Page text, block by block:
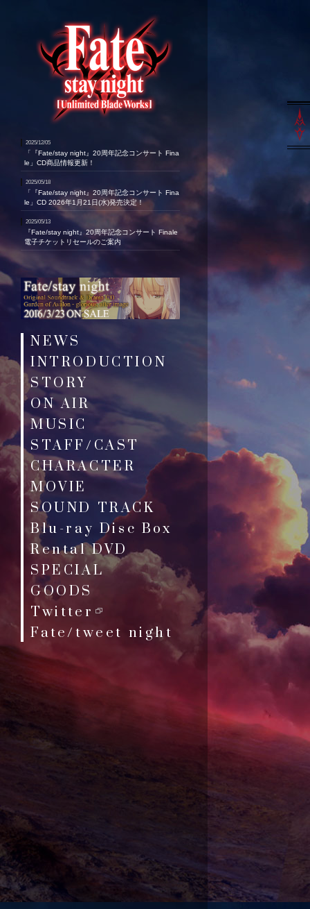
2025/12/05
「『Fate/stay night』20周年記念コンサート Fina
le」CD商品情報更新！
2025/05/18
「『Fate/stay night』20周年記念コンサート Fina
le」CD 2026年1月21日(水)発売決定！
2025/05/13
『Fate/stay night』20周年記念コンサート Finale
電子チケットリセールのご案内
NEWS
INTRODUCTION
STORY
ON AIR
MUSIC
STAFF/CAST
CHARACTER
MOVIE
SOUND TRACK
Blu-ray Disc Box
Rental DVD
SPECIAL
GOODS
Twitter
Fate/tweet night